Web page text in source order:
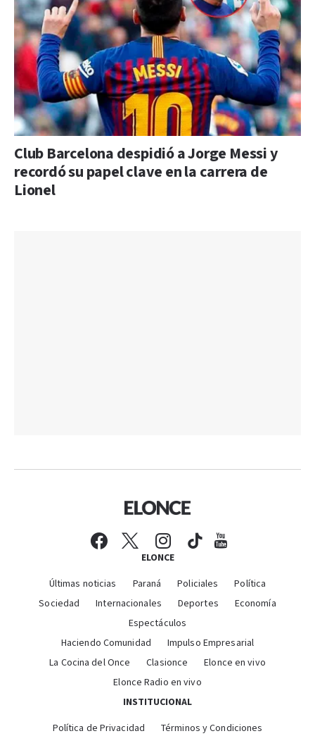
Club Barcelona despidió a Jorge Messi y
recordó su papel clave en la carrera de
Lionel
ELONCE
Últimas noticias Paraná Policiales
Política
Sociedad
Internacionales Deportes
Economía
Espectáculos
Haciendo Comunidad
Impulso Empresarial
La Cocina del Once
Clasionce
Elonce en vivo
Elonce Radio en vivo
INSTITUCIONAL
Política de Privacidad Términos y Condiciones